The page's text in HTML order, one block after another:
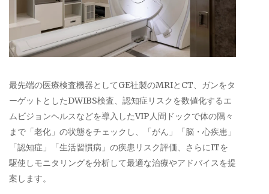
最先端の医療検査機器としてGE社製のMRIとCT、ガンをタ
ーゲットとしたDWIBS検査、認知症リスクを数値化するエ
ムビジョンヘルスなどを導入したVIP人間ドックで体の隅々
まで「老化」の状態をチェックし、「がん」「脳・心疾患」
「認知症」「生活習慣病」の疾患リスク評価、さらにITを
駆使しモニタリングを分析して最適な治療やアドバイスを提
案します。